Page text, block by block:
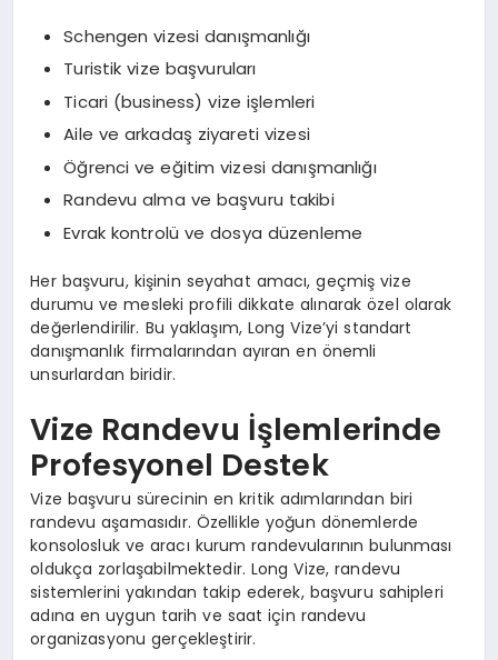
Schengen vizesi danışmanlığı
Turistik vize başvuruları
Ticari (business) vize işlemleri
Aile ve arkadaş ziyareti vizesi
Öğrenci ve eğitim vizesi danışmanlığı
Randevu alma ve başvuru takibi
Evrak kontrolü ve dosya düzenleme
Her başvuru, kişinin seyahat amacı, geçmiş vize
durumu ve mesleki profili dikkate alınarak özel olarak
değerlendirilir. Bu yaklaşım, Long Vize’yi standart
danışmanlık firmalarından ayıran en önemli
unsurlardan biridir.
Vize Randevu İşlemlerinde
Profesyonel Destek
Vize başvuru sürecinin en kritik adımlarından biri
randevu aşamasıdır. Özellikle yoğun dönemlerde
konsolosluk ve aracı kurum randevularının bulunması
oldukça zorlaşabilmektedir. Long Vize, randevu
sistemlerini yakından takip ederek, başvuru sahipleri
adına en uygun tarih ve saat için randevu
organizasyonu gerçekleştirir.